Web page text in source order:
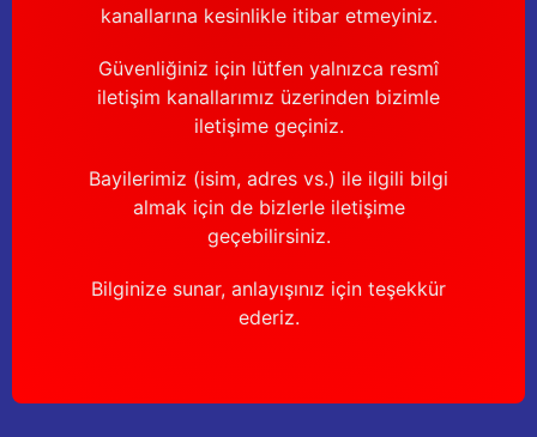
kanallarına kesinlikle itibar etmeyiniz.
Güvenliğiniz için lütfen yalnızca resmî
iletişim kanallarımız üzerinden bizimle
iletişime geçiniz.
Bayilerimiz (isim, adres vs.) ile ilgili bilgi
almak için de bizlerle iletişime
geçebilirsiniz.
Bilginize sunar, anlayışınız için teşekkür
ederiz.